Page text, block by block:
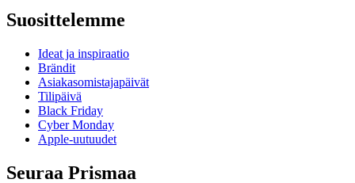
Suosittelemme
Ideat ja inspiraatio
Brändit
Asiakasomistajapäivät
Tilipäivä
Black Friday
Cyber Monday
Apple-uutuudet
Seuraa Prismaa